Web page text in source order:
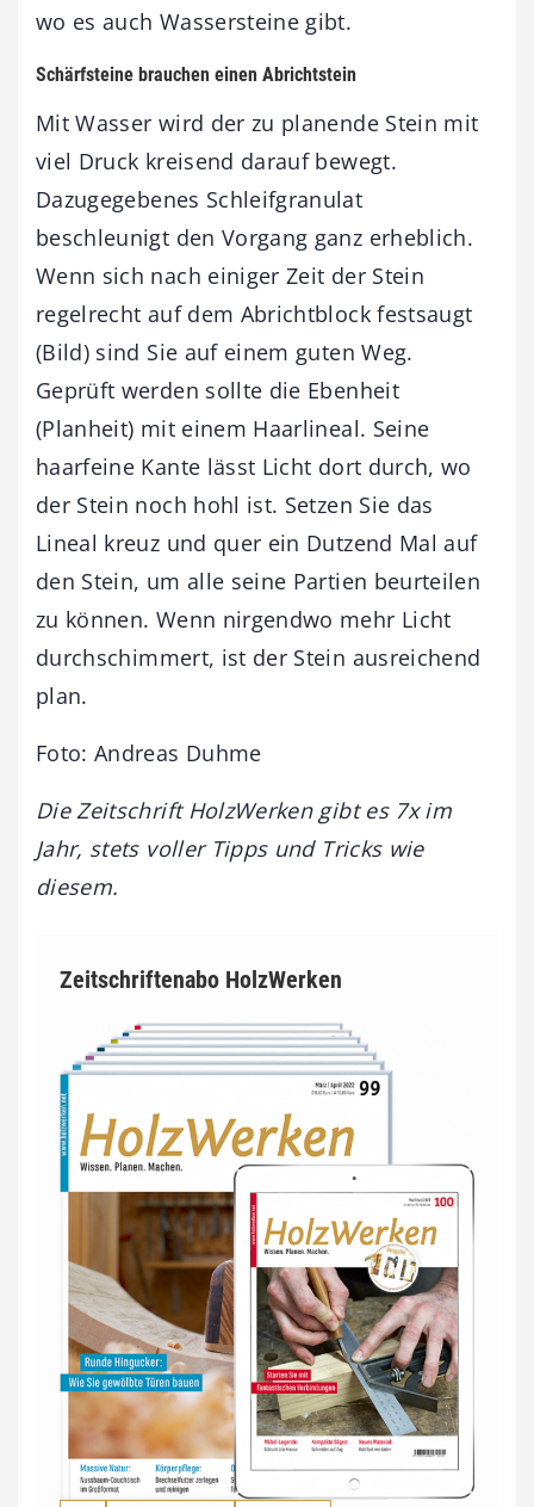
wo es auch Wassersteine gibt.
Schärfsteine brauchen einen Abrichtstein
Mit Wasser wird der zu planende Stein mit
viel Druck kreisend darauf bewegt.
Dazugegebenes Schleifgranulat
beschleunigt den Vorgang ganz erheblich.
Wenn sich nach einiger Zeit der Stein
regelrecht auf dem Abrichtblock festsaugt
(Bild) sind Sie auf einem guten Weg.
Geprüft werden sollte die Ebenheit
(Planheit) mit einem Haarlineal. Seine
haarfeine Kante lässt Licht dort durch, wo
der Stein noch hohl ist. Setzen Sie das
Lineal kreuz und quer ein Dutzend Mal auf
den Stein, um alle seine Partien beurteilen
zu können. Wenn nirgendwo mehr Licht
durchschimmert, ist der Stein ausreichend
plan.
Foto: Andreas Duhme
Die Zeitschrift HolzWerken gibt es 7x im
Jahr, stets voller Tipps und Tricks wie
diesem.
Zeitschriftenabo HolzWerken